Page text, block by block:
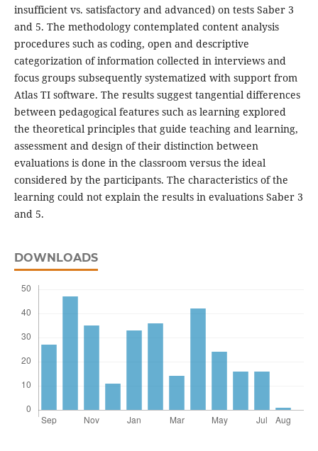
insufficient vs. satisfactory and advanced) on tests Saber 3
and 5. The methodology contemplated content analysis
procedures such as coding, open and descriptive
categorization of information collected in interviews and
focus groups subsequently systematized with support from
Atlas TI software. The results suggest tangential differences
between pedagogical features such as learning explored
the theoretical principles that guide teaching and learning,
assessment and design of their distinction between
evaluations is done in the classroom versus the ideal
considered by the participants. The characteristics of the
learning could not explain the results in evaluations Saber 3
and 5.
DOWNLOADS